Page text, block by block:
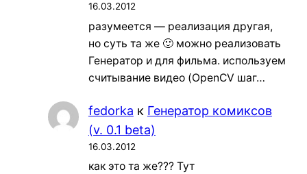
16.03.2012
разумеется — реализация другая,
но суть та же 🙂 можно реализовать
Генератор и для фильма. используем
считывание видео (OpenCV шаг…
fedorka к Генератор комиксов
(v. 0.1 beta)
16.03.2012
как это та же??? Тут